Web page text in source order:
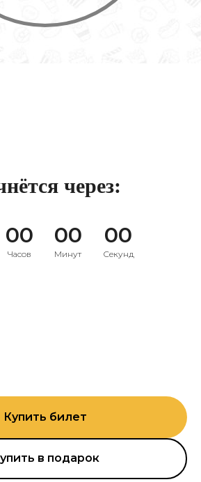
через:
00
Часов
00
Минут
00
Секунд
Купить билет
в подарок